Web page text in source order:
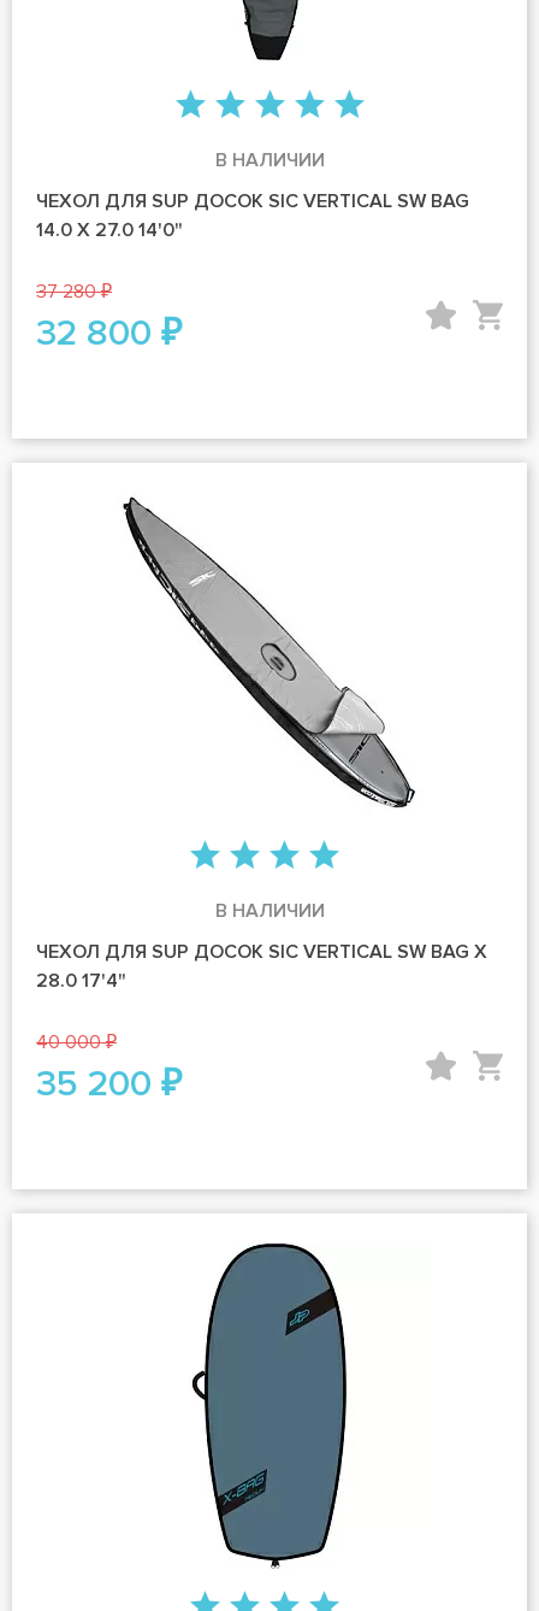
В НАЛИЧИИ
ЧЕХОЛ ДЛЯ SUP ДОСОК SIC VERTICAL SW BAG
14.0 X 27.0 14'0"
37 280 ₽
32 800 ₽
В НАЛИЧИИ
ЧЕХОЛ ДЛЯ SUP ДОСОК SIC VERTICAL SW BAG X
28.0 17'4"
40 000 ₽
35 200 ₽